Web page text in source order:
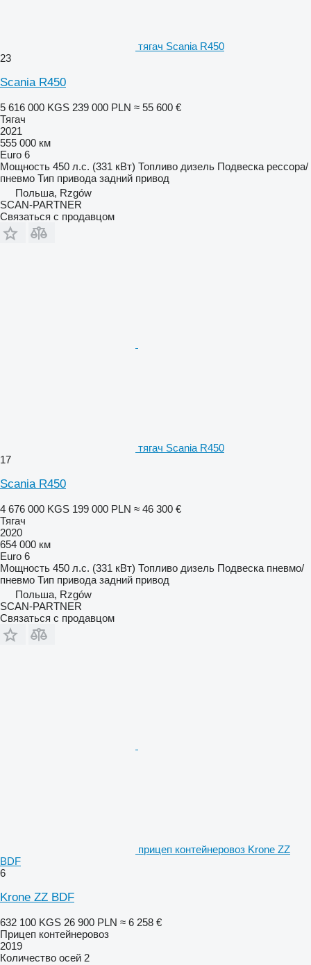
тягач Scania R450
23
Scania R450
5 616 000 KGS 239 000 PLN ≈ 55 600 €
Тягач
2021
555 000 км
Euro 6
Мощность 450 л.с. (331 кВт) Топливо дизель Подвеска рессора/
пневмо Тип привода задний привод
Польша, Rzgów
SCAN-PARTNER
Связаться с продавцом
тягач Scania R450
17
Scania R450
4 676 000 KGS 199 000 PLN ≈ 46 300 €
Тягач
2020
654 000 км
Euro 6
Мощность 450 л.с. (331 кВт) Топливо дизель Подвеска пневмо/
пневмо Тип привода задний привод
Польша, Rzgów
SCAN-PARTNER
Связаться с продавцом
прицеп контейнеровоз Krone ZZ
BDF
6
Krone ZZ BDF
632 100 KGS 26 900 PLN ≈ 6 258 €
Прицеп контейнеровоз
2019
Количество осей 2